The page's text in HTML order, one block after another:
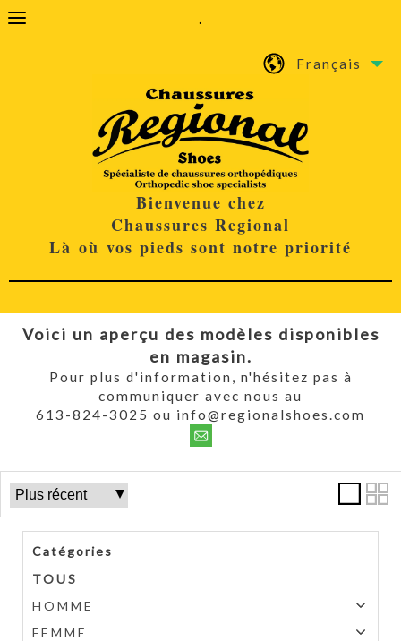
.
Français
Bienvenue chez
Chaussures Regional
Là où vos pieds sont notre priorité
Voici un aperçu des modèles disponibles
en magasin.
Pour plus d'information, n'hésitez pas à
communiquer avec nous au
613-824-3025 ou info@regionalshoes.com
Catégories
TOUS
HOMME
FEMME